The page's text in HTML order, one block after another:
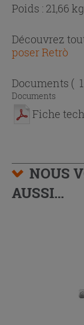
Poids : 21,66 kg
Découvrez
poser Retrò
Documents (
Documents
Fiche
NOUS
AUSSI…